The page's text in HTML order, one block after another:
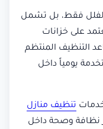
الفلل فقط، بل تشمل
على خزانات
التنظيف المنتظم
يومياً داخل
تنظيف منازل
نظافة وصحة داخل